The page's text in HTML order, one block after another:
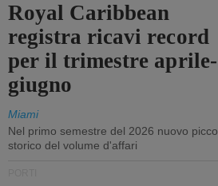
Royal Caribbean
registra ricavi record
per il trimestre aprile-
giugno
Miami
Nel primo semestre del 2026 nuovo picco
storico del volume d'affari